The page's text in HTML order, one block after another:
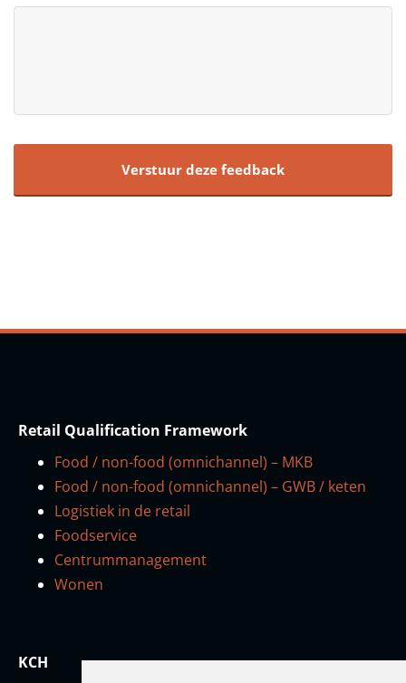
Retail Qualification Framework
Food / non-food (omnichannel) – MKB
Food / non-food (omnichannel) – GWB / keten
Logistiek in de retail
Foodservice
Centrummanagement
Wonen
KCH